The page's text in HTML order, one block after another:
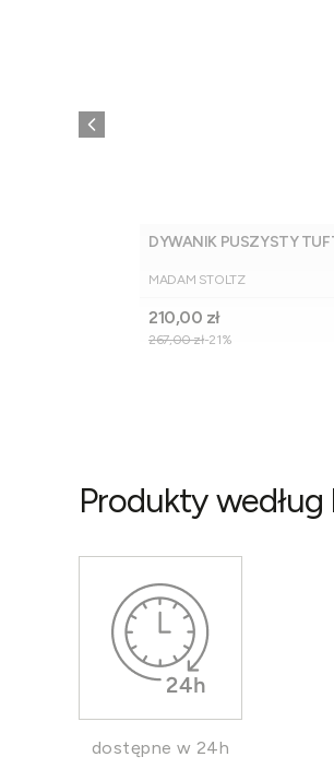
DYWANIK PUSZYSTY
PRODUCENT
MADAM STOLTZ
Cena promocyjna
210,00 zł
267,00 zł-21%
Produkty
dostępne w 24h